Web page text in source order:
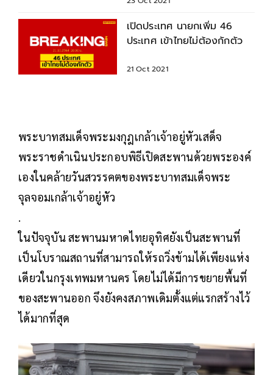
เปิดประเทศ นายกเพิ่ม 46
ประเทศ เข้าไทยไม่ต้องกักตัว
21 Oct 2021
พระบาทสมเด็จพระมงกุฎเกล้าเจ้าอยู่หัวเสด็จ
พระราชดำเนินประกอบพิธีเปิดสะพานด้วยพระองค์
เองในคล้ายวันสวรรคตของพระบาทสมเด็จพระ
จุลจอมเกล้าเจ้าอยู่หัว
.
ในปัจจุบัน สะพานมหาดไทยอุทิศยังเป็นสะพานที่
เป็นโบราณสถานที่สามารถให้รถวิ่งข้ามได้เพียงแห่ง
เดียวในกรุงเทพมหานคร โดยไม่ได้มีการขยายพื้นที่
ของสะพานออก จึงยังคงสภาพเดิมตั้งแต่แรกสร้างไว้
ได้มากที่สุด